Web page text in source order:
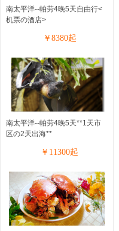
南太平洋--帕劳4晚5天自由行<
机票の酒店>
￥ 8380起
南太平洋--帕劳4晚5天**1天市
区の2天出海**
￥ 11300起